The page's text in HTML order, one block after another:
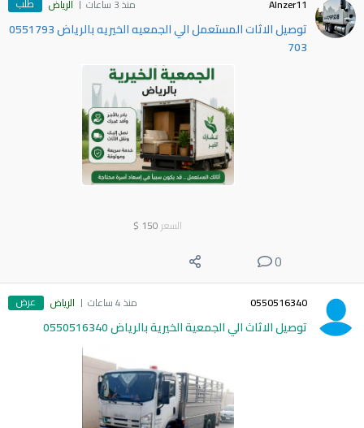
Alnzer11 منذ 3 ساعات الرياض
توصيل الاثات المستعمل الي الجمعيه الخيريه بالرياض 0551793
703
السعر 150
$
0
0550516340 منذ 4 ساعات الرياض عرض
توصيل الاثاث الي الجمعية الخيرية بالرياض 0550516340